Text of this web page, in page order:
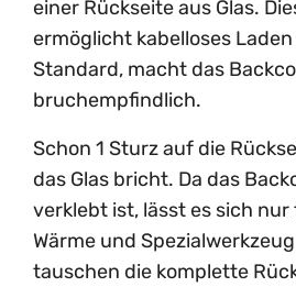
einer Rückseite aus Glas.
ermöglicht kabelloses
Standard, macht das
bruchempfindlich.
Schon 1 Sturz auf die
das Glas bricht. Da das
verklebt ist, lässt es sich
Wärme und
tauschen die komplette